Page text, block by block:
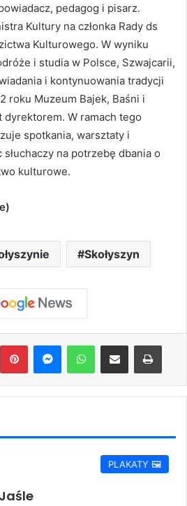
pedagog i pisarz.
Kultury na członka Rady ds
Kulturowego. W wyniku
i studia w Polsce, Szwajcarii,
i kontynuowania tradycji
roku Muzeum Bajek, Baśni i
W ramach tego
spotkania, warsztaty i
na potrzebę dbania o
kulturowe.
Skołyszyn
PinterestMessengerWhatsAppShare via Email Print
PLAKATY 🖼️